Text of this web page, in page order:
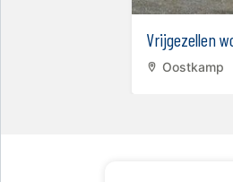
Vrijgezellen
Oostkamp